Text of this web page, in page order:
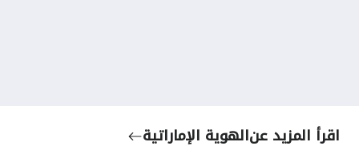
اقرأ المزيد عنالهوية الإماراتية